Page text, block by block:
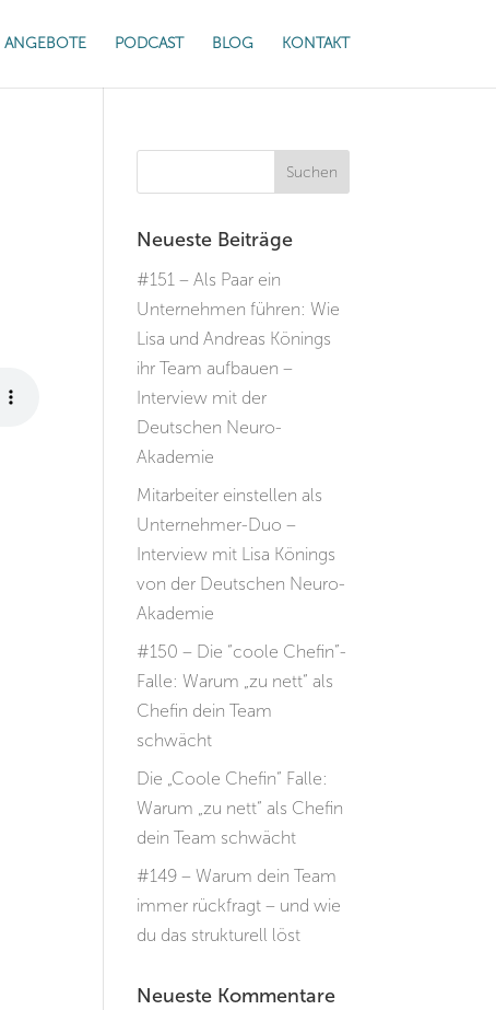
ANGEBOTE PODCAST BLOG KONTAKT
Neueste Beiträge
#151 – Als Paar ein
Unternehmen führen: Wie
Lisa und Andreas Könings
ihr Team aufbauen –
Interview mit der
Deutschen Neuro-
Akademie
Mitarbeiter einstellen als
Unternehmer-Duo –
Interview mit Lisa Könings
von der Deutschen Neuro-
Akademie
#150 – Die “coole Chefin”-
Falle: Warum „zu nett“ als
Chefin dein Team
schwächt
Die „Coole Chefin“ Falle:
Warum „zu nett“ als Chefin
dein Team schwächt
#149 – Warum dein Team
immer rückfragt – und wie
du das strukturell löst
Neueste Kommentare